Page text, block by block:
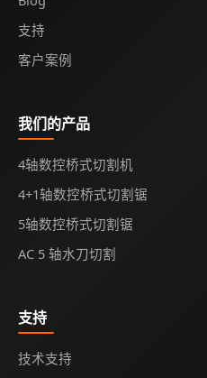
支持
客户案例
我们的产品
4轴数控桥式切割机
4+1轴数控桥式切割锯
5轴数控桥式切割锯
AC 5 轴水刀切割
支持
技术支持